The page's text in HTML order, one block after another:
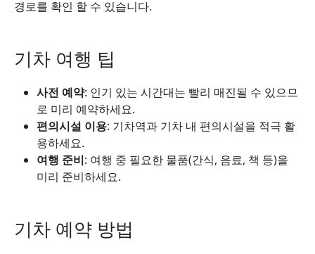
경로를 확인 할 수 있습니다.
기차 여행 팁
사전 예약: 인기 있는 시간대는 빨리 매진될 수 있으므
로 미리 예약하세요.
편의시설 이용: 기차역과 기차 내 편의시설을 적극 활
용하세요.
여행 준비: 여행 중 필요한 물품(간식, 음료, 책 등)을
미리 준비하세요.
기차 예약 방법